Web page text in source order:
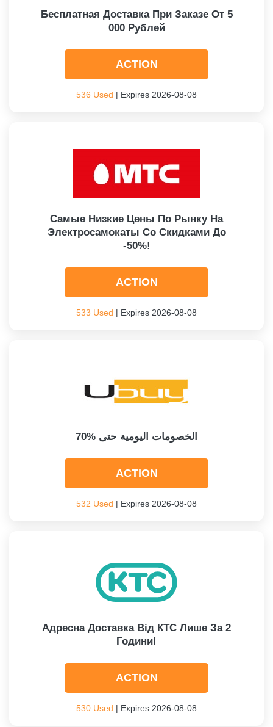
Бесплатная Доставка При Заказе От 5
000 Рублей
ACTION
536 Used | Expires 2026-08-08
Самые Низкие Цены По Рынку На
Электросамокаты Со Скидками До
-50%!
ACTION
533 Used | Expires 2026-08-08
الخصومات اليومية حتى %70
ACTION
532 Used | Expires 2026-08-08
Адресна Доставка Від КТС Лише За 2
Години!
ACTION
530 Used | Expires 2026-08-08